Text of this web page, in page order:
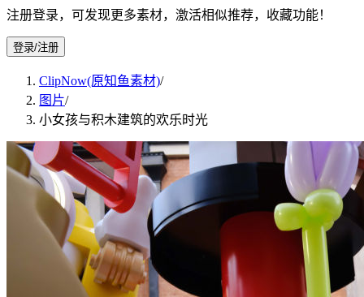
注册登录，可发现更多素材，激活相似推荐，收藏功能！
登录/注册
ClipNow(原知鱼素材)/
图片/
小女孩与积木建筑的欢乐时光